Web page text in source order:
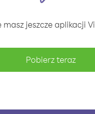
masz jeszcze aplikacji
Pobierz teraz